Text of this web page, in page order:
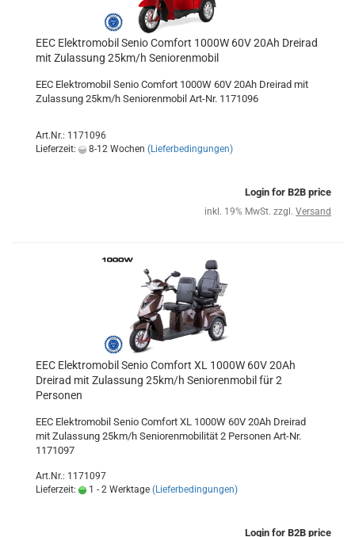
EEC Elektromobil Senio Comfort 1000W 60V 20Ah Dreirad
mit Zulassung 25km/h Seniorenmobil
EEC Elektromobil Senio Comfort 1000W 60V 20Ah Dreirad mit
Zulassung 25km/h Seniorenmobil Art-Nr. 1171096
Art.Nr.: 1171096
Lieferzeit:
8-12 Wochen (Lieferbedingungen)
Login for B2B price
inkl. 19% MwSt. zzgl. Versand
EEC Elektromobil Senio Comfort XL 1000W 60V 20Ah
Dreirad mit Zulassung 25km/h Seniorenmobil für 2
Personen
EEC Elektromobil Senio Comfort XL 1000W 60V 20Ah Dreirad
mit Zulassung 25km/h Seniorenmobilität 2 Personen Art-Nr.
1171097
Art.Nr.: 1171097
Lieferzeit:
1 - 2 Werktage (Lieferbedingungen)
Login for B2B price